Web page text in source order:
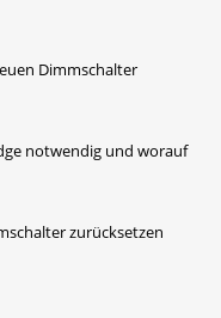
Dimmschalter
notwendig und worauf
zurücksetzen